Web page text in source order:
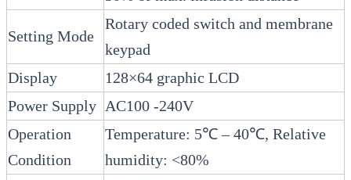
Setting Mode
Rotary coded switch and membrane
keypad
Display
128×64 graphic LCD
Power Supply AC100 -240V
Operation
Condition
Temperature: 5℃ – 40℃, Relative
humidity: <80%